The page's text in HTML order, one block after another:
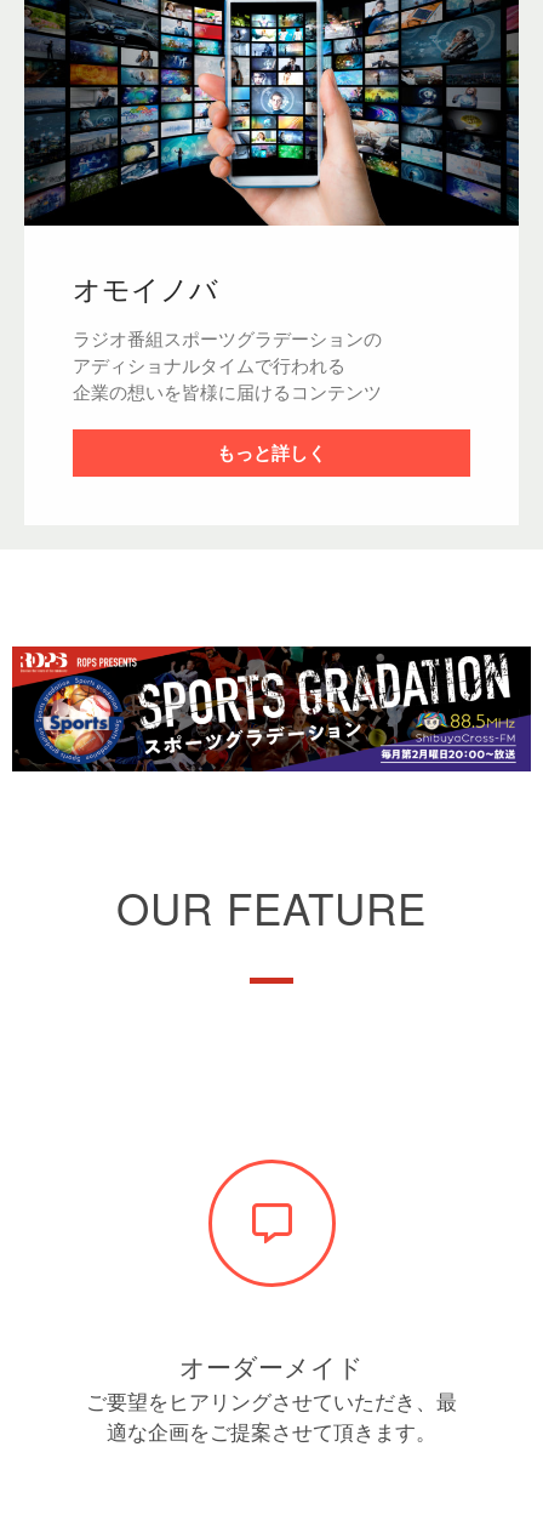
オモイノバ
ラジオ番組スポーツグラデーションの
アディショナルタイムで行われる
企業の想いを皆様に届けるコンテンツ
もっと詳しく
OUR FEATURE
オーダーメイド
ご要望をヒアリングさせていただき、最
適な企画をご提案させて頂きます。